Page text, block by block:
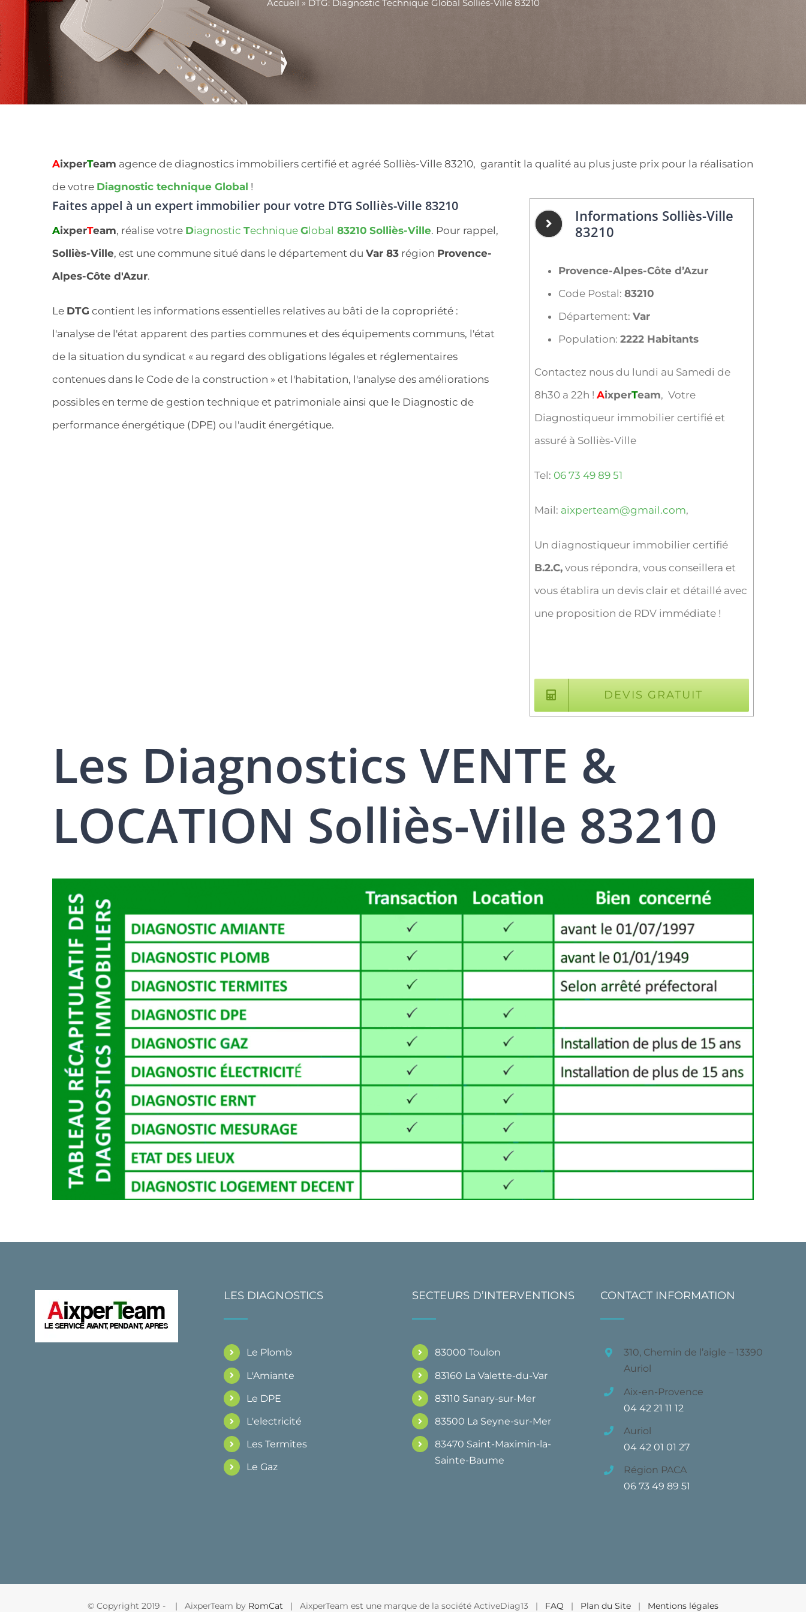
Accueil » DTG: Diagnostic Technique Global Solliès-Ville 83210
AixperTeam agence de diagnostics immobiliers certifié et agréé Solliès-Ville 83210, garantit la qualité au plus juste prix pour la réalisation
de votre Diagnostic technique Global !
Faites appel à un expert immobilier pour votre DTG Solliès-Ville 83210
AixperTeam, réalise votre Diagnostic Technique Global 83210 Solliès-Ville. Pour rappel,
Solliès-Ville, est une commune situé dans le département du Var 83 région Provence-
Alpes-Côte d'Azur.
Le DTG contient les informations essentielles relatives au bâti de la copropriété :
l'analyse de l'état apparent des parties communes et des équipements communs, l'état
de la situation du syndicat « au regard des obligations légales et réglementaires
contenues dans le Code de la construction » et l'habitation, l'analyse des améliorations
possibles en terme de gestion technique et patrimoniale ainsi que le Diagnostic de
performance énergétique (DPE) ou l'audit énergétique.
Informations Solliès-Ville
83210
Provence-Alpes-Côte d’Azur
Code Postal:83210
Département:Var
Population:2222 Habitants
Contactez nous du lundi au Samedi de
8h30 a 22h !AixperTeam, Votre
Diagnostiqueur immobilier certifié et
assuré à Solliès-Ville
Tel: 06 73 49 89 51
Mail: aixperteam@gmail.com,
Un diagnostiqueur immobilier certifié
B.2.C, vous répondra, vous conseillera et
vous établira un devis clair et détaillé avec
une proposition de RDV immédiate !
DEVIS GRATUIT
Les Diagnostics VENTE &
LOCATION Solliès-Ville 83210
LES DIAGNOSTICS
Le Plomb
L'Amiante
Le DPE
L'electricité
Les Termites
Le Gaz
SECTEURS D’INTERVENTIONS
83000 Toulon
83160 La Valette-du-Var
83110 Sanary-sur-Mer
83500 La Seyne-sur-Mer
83470 Saint-Maximin-la-
Sainte-Baume
CONTACT INFORMATION
310, Chemin de l’aigle – 13390
Auriol
Aix-en-Provence
04 42 21 11 12
Auriol
04 42 01 01 27
Région PACA
06 73 49 89 51
© Copyright 2019 - | AixperTeam by RomCat | AixperTeam est une marque de la société ActiveDiag13 | FAQ | Plan du Site | Mentions légales